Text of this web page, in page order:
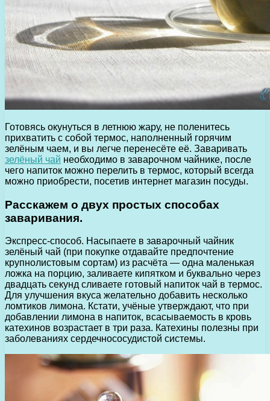
Готовясь окунуться в летнюю жару, не поленитесь
прихватить с собой термос, наполненный горячим
зелёным чаем, и вы легче перенесёте её. Заваривать
зелёный чай необходимо в заварочном чайнике, после
чего напиток можно перелить в термос, который всегда
можно приобрести, посетив интернет магазин посуды.
Расскажем о двух простых способах
заваривания.
Экспресс-способ. Насыпаете в заварочный чайник
зелёный чай (при покупке отдавайте предпочтение
крупнолистовым сортам) из расчёта — одна маленькая
ложка на порцию, заливаете кипятком и буквально через
двадцать секунд сливаете готовый напиток чай в термос.
Для улучшения вкуса желательно добавить несколько
ломтиков лимона. Кстати, учёные утверждают, что при
добавлении лимона в напиток, всасываемость в кровь
катехинов возрастает в три раза. Катехины полезны при
заболеваниях сердечнососудистой системы.